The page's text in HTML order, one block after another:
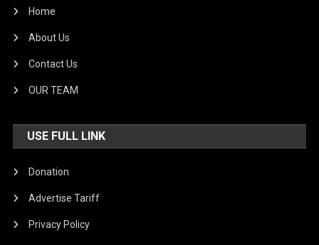
Home
About Us
Contact Us
OUR TEAM
USE FULL LINK
Donation
Advertise Tariff
Privacy Policy